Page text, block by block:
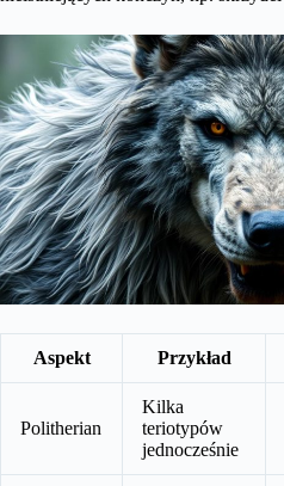
Aspekt Przykład
Politherian
Kilka
teriotypów
jednocześnie